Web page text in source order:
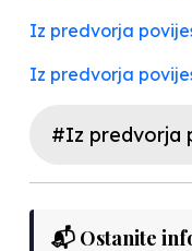
Iz predvorja
Iz predvorja
#Iz predvorja
📬 Ostanite